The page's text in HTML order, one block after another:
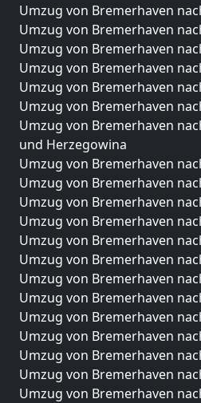
Umzug von Bremerhaven
Umzug von Bremerhaven
Umzug von Bremerhaven
Umzug von Bremerhaven
Umzug von Bremerhaven
Umzug von Bremerhaven
Umzug von Bremerhaven
und Herzegowina
Umzug von Bremerhaven
Umzug von Bremerhaven
Umzug von Bremerhaven
Umzug von Bremerhaven
Umzug von Bremerhaven
Umzug von Bremerhaven
Umzug von Bremerhaven
Umzug von Bremerhaven
Umzug von Bremerhaven
Umzug von Bremerhaven
Umzug von Bremerhaven
Umzug von Bremerhaven
Umzug von Bremerhaven